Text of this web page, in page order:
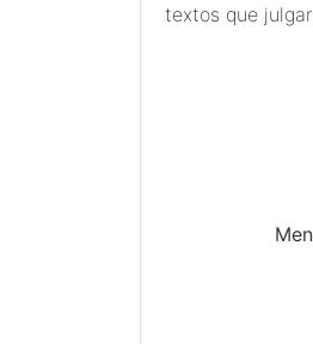
textos que